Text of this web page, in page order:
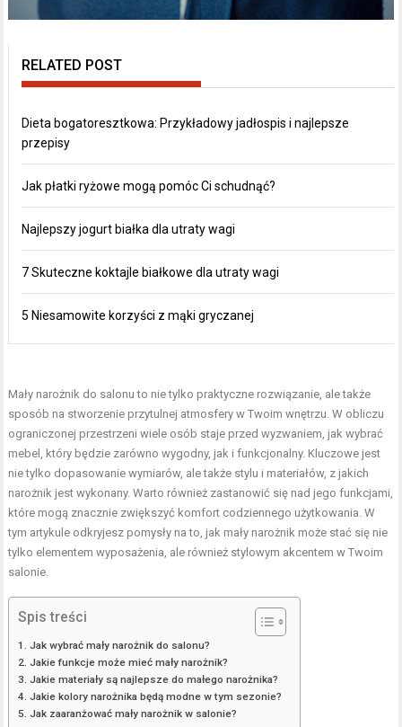
RELATED POST
Dieta bogatoresztkowa: Przykładowy jadłospis i najlepsze
przepisy
Jak płatki ryżowe mogą pomóc Ci schudnąć?
Najlepszy jogurt białka dla utraty wagi
7 Skuteczne koktajle białkowe dla utraty wagi
5 Niesamowite korzyści z mąki gryczanej
Mały narożnik do salonu to nie tylko praktyczne rozwiązanie, ale także
sposób na stworzenie przytulnej atmosfery w Twoim wnętrzu. W obliczu
ograniczonej przestrzeni wiele osób staje przed wyzwaniem, jak wybrać
mebel, który będzie zarówno wygodny, jak i funkcjonalny. Kluczowe jest
nie tylko dopasowanie wymiarów, ale także stylu i materiałów, z jakich
narożnik jest wykonany. Warto również zastanowić się nad jego funkcjami,
które mogą znacznie zwiększyć komfort codziennego użytkowania. W
tym artykule odkryjesz pomysły na to, jak mały narożnik może stać się nie
tylko elementem wyposażenia, ale również stylowym akcentem w Twoim
salonie.
Spis treści
Jak wybrać mały narożnik do salonu?
Jakie funkcje może mieć mały narożnik?
Jakie materiały są najlepsze do małego narożnika?
Jakie kolory narożnika będą modne w tym sezonie?
Jak zaaranżować mały narożnik w salonie?